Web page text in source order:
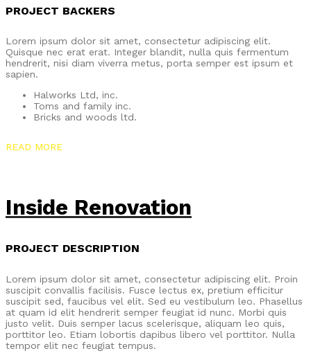
PROJECT BACKERS
Lorem ipsum dolor sit amet, consectetur adipiscing elit.
Quisque nec erat erat. Integer blandit, nulla quis fermentum
hendrerit, nisi diam viverra metus, porta semper est ipsum et
sapien.
Halworks Ltd, inc.
Toms and family inc.
Bricks and woods ltd.
READ MORE
Inside Renovation
PROJECT DESCRIPTION
Lorem ipsum dolor sit amet, consectetur adipiscing elit. Proin
suscipit convallis facilisis. Fusce lectus ex, pretium efficitur
suscipit sed, faucibus vel elit. Sed eu vestibulum leo. Phasellus
at quam id elit hendrerit semper feugiat id nunc. Morbi quis
justo velit. Duis semper lacus scelerisque, aliquam leo quis,
porttitor leo. Etiam lobortis dapibus libero vel porttitor. Nulla
tempor elit nec feugiat tempus.